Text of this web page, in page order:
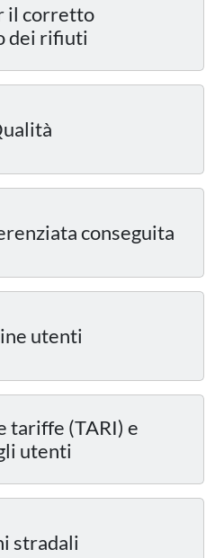
il corretto
dei rifiuti
conseguita
utenti
tariffe (TARI) e
utenti
stradali